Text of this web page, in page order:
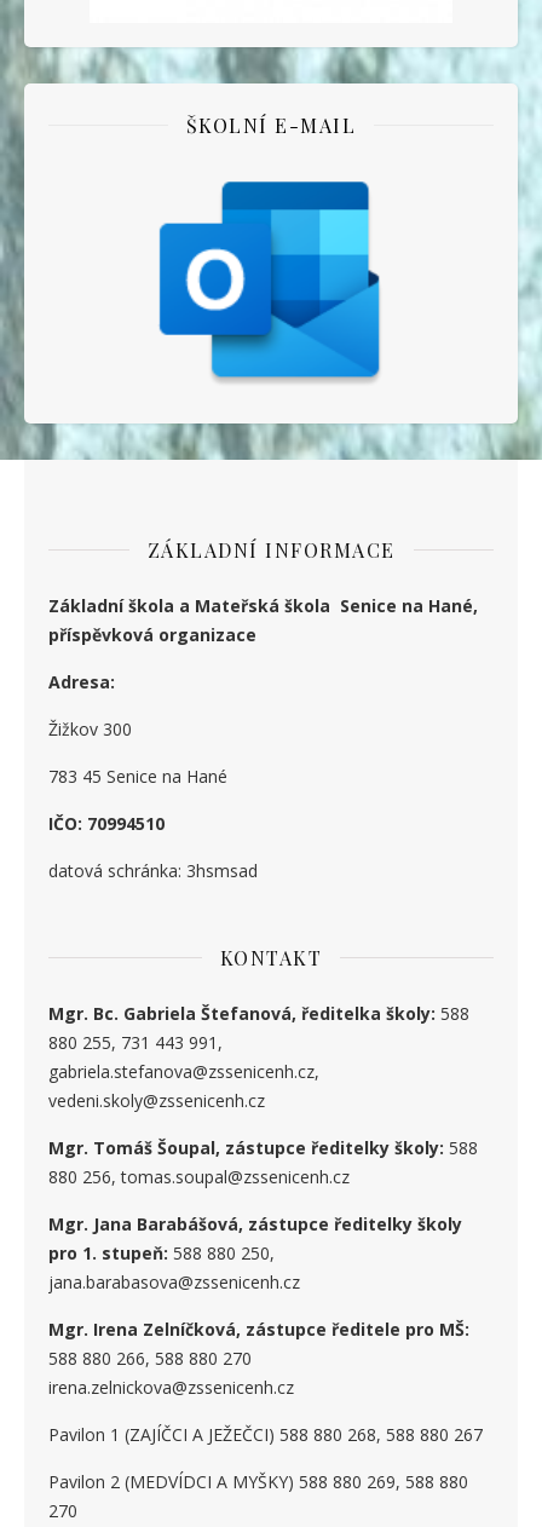
ŠKOLNÍ E-MAIL
ZÁKLADNÍ INFORMACE
Základní škola a Mateřská škola Senice na Hané,
příspěvková organizace
Adresa:
Žižkov 300
783 45 Senice na Hané
IČO: 70994510
datová schránka: 3hsmsad
KONTAKT
Mgr. Bc. Gabriela Štefanová, ředitelka školy: 588
880 255, 731 443 991,
gabriela.stefanova@zssenicenh.cz,
vedeni.skoly@zssenicenh.cz
Mgr. Tomáš Šoupal, zástupce ředitelky školy: 588
880 256, tomas.soupal@zssenicenh.cz
Mgr. Jana Barabášová, zástupce ředitelky školy
pro 1. stupeň: 588 880 250,
jana.barabasova@zssenicenh.cz
Mgr. Irena Zelníčková, zástupce ředitele pro MŠ:
588 880 266, 588 880 270
irena.zelnickova@zssenicenh.cz
Pavilon 1 (ZAJÍČCI A JEŽEČCI) 588 880 268, 588 880 267
Pavilon 2 (MEDVÍDCI A MYŠKY) 588 880 269, 588 880
270